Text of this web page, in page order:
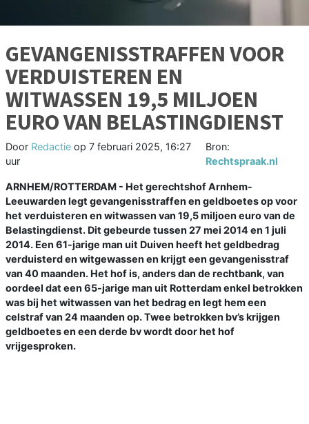
GEVANGENISSTRAFFEN VOOR
VERDUISTEREN EN
WITWASSEN 19,5 MILJOEN
EURO VAN BELASTINGDIENST
Door Redactie op 7 februari 2025, 16:27
uur
Bron:
Rechtspraak.nl
ARNHEM/ROTTERDAM - Het gerechtshof Arnhem-
Leeuwarden legt gevangenisstraffen en geldboetes op voor
het verduisteren en witwassen van 19,5 miljoen euro van de
Belastingdienst. Dit gebeurde tussen 27 mei 2014 en 1 juli
2014. Een 61-jarige man uit Duiven heeft het geldbedrag
verduisterd en witgewassen en krijgt een gevangenisstraf
van 40 maanden. Het hof is, anders dan de rechtbank, van
oordeel dat een 65-jarige man uit Rotterdam enkel betrokken
was bij het witwassen van het bedrag en legt hem een
celstraf van 24 maanden op. Twee betrokken bv’s krijgen
geldboetes en een derde bv wordt door het hof
vrijgesproken.